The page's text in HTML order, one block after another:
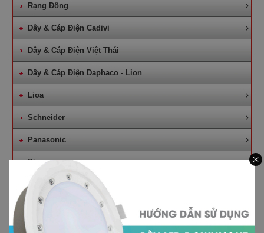
Rạng Đông
Dây & Cáp Điện Cadivi
Dây & Cáp Điện Việt Thái
Dây & Cáp Điện Daphaco - Lion
Lioa
Schneider
Panasonic
Sino
Mpe
Quạt Điện Công Nghiệp
Đèn Trang Trí